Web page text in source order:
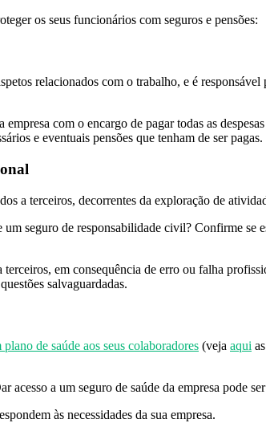
os seus funcionários com seguros e pensões:
relacionados com o trabalho, e é
com o encargo de pagar todas as
e eventuais pensões que tenham de ser pagas.
a terceiros, decorrentes da exploração de
seguro de responsabilidade civil? Confirme se
em consequência de erro ou falha
salvaguardadas.
de saúde aos seus colaboradores (veja aqui
a um seguro de saúde da empresa pode
às necessidades da sua empresa.